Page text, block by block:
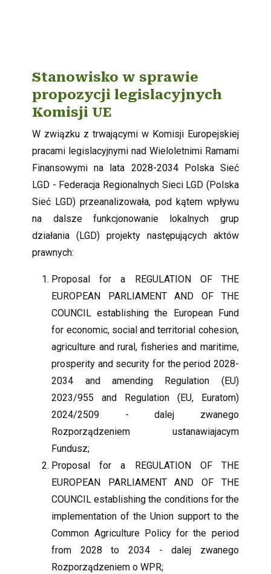
Stanowisko w sprawie
propozycji legislacyjnych
Komisji UE
W związku z trwającymi w Komisji Europejskiej
pracami legislacyjnymi nad Wieloletnimi Ramami
Finansowymi na lata 2028-2034 Polska Sieć
LGD - Federacja Regionalnych Sieci LGD (Polska
Sieć LGD) przeanalizowała, pod kątem wpływu
na dalsze funkcjonowanie lokalnych grup
działania (LGD) projekty następujących aktów
prawnych:
Proposal for a REGULATION OF THE
EUROPEAN PARLIAMENT AND OF THE
COUNCIL establishing the European Fund
for economic, social and territorial cohesion,
agriculture and rural, fisheries and maritime,
prosperity and security for the period 2028-
2034 and amending Regulation (EU)
2023/955 and Regulation (EU, Euratom)
2024/2509 - dalej zwanego
Rozporządzeniem ustanawiajacym
Fundusz;
Proposal for a REGULATION OF THE
EUROPEAN PARLIAMENT AND OF THE
COUNCIL establishing the conditions for the
implementation of the Union support to the
Common Agriculture Policy for the period
from 2028 to 2034 - dalej zwanego
Rozporządzeniem o WPR;